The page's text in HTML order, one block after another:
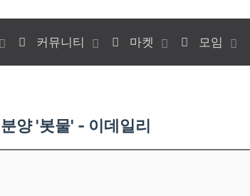
커뮤니티 마켓 모임
양 '봇물' - 이데일리